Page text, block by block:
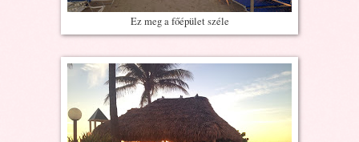
Ez meg a főépület széle